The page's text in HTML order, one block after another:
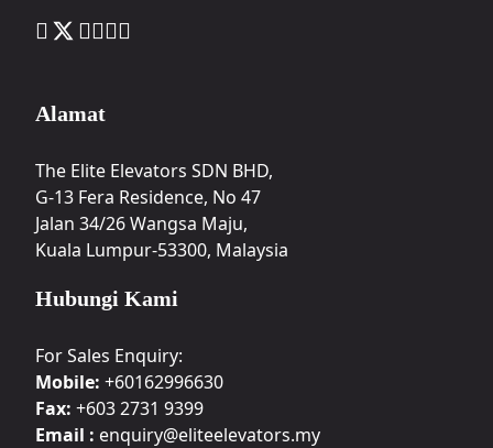
Alamat
The Elite Elevators SDN BHD,
G-13 Fera Residence, No 47
Jalan 34/26 Wangsa Maju,
Kuala Lumpur-53300, Malaysia
Hubungi Kami
For Sales Enquiry:
Mobile: +60162996630
Fax: +603 2731 9399
Email : enquiry@eliteelevators.my